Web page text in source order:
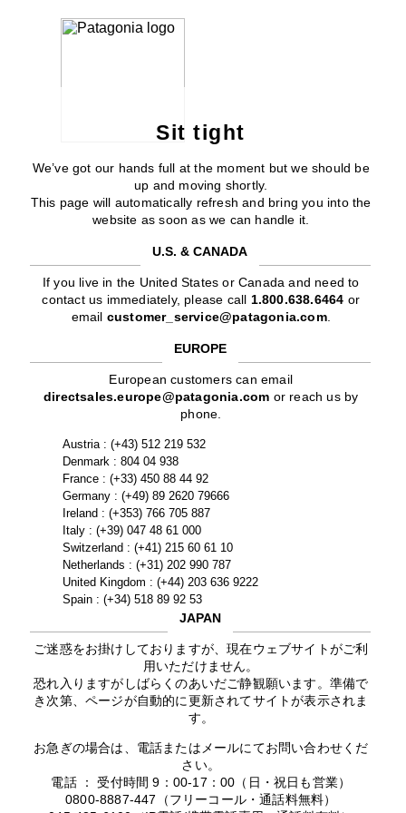
Sit tight
We’ve got our hands full at the moment but we should be
up and moving shortly.
This page will automatically refresh and bring you into the
website as soon as we can handle it.
U.S. & CANADA
If you live in the United States or Canada and need to
contact us immediately, please call 1.800.638.6464 or
email customer_service@patagonia.com.
EUROPE
European customers can email
directsales.europe@patagonia.com or reach us by
phone.
Austria : (+43) 512 219 532
Denmark : 804 04 938
France : (+33) 450 88 44 92
Germany : (+49) 89 2620 79666
Ireland : (+353) 766 705 887
Italy : (+39) 047 48 61 000
Switzerland : (+41) 215 60 61 10
Netherlands : (+31) 202 990 787
United Kingdom : (+44) 203 636 9222
Spain : (+34) 518 89 92 53
JAPAN
ご迷惑をお掛けしておりますが、現在ウェブサイトがご利
用いただけません。
恐れ入りますがしばらくのあいだご静観願います。準備で
き次第、ページが自動的に更新されてサイトが表示されま
す。
お急ぎの場合は、電話またはメールにてお問い合わせくだ
さい。
電話 ： 受付時間 9：00-17：00（日・祝日も営業）
0800-8887-447（フリーコール・通話料無料）